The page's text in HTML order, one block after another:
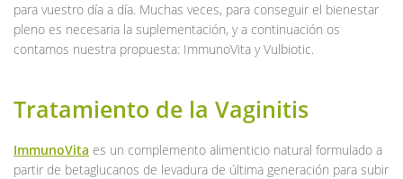
para vuestro día a día. Muchas veces, para conseguir el bienestar
pleno es necesaria la suplementación, y a continuación os
contamos nuestra propuesta: ImmunoVita y Vulbiotic.
Tratamiento de la Vaginitis
ImmunoVita es un complemento alimenticio natural formulado a
partir de betaglucanos de levadura de última generación para subir